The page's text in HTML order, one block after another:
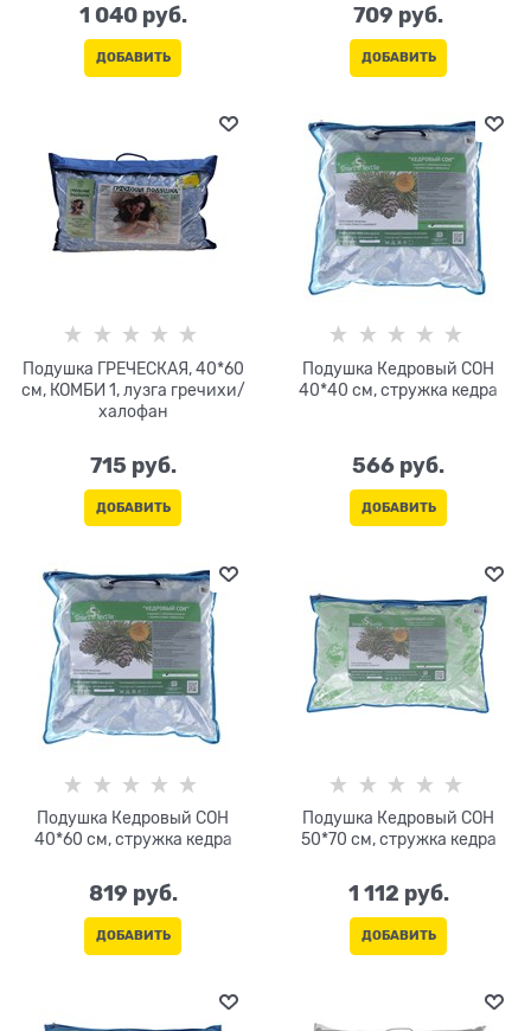
1 040 руб.
ДОБАВИТЬ
709 руб.
ДОБАВИТЬ
Подушка ГРЕЧЕСКАЯ, 40*60
см, КОМБИ 1, лузга гречихи/
халофан
715 руб.
ДОБАВИТЬ
Подушка Кедровый СОН
40*40 см, стружка кедра
566 руб.
ДОБАВИТЬ
Подушка Кедровый СОН
40*60 см, стружка кедра
819 руб.
ДОБАВИТЬ
Подушка Кедровый СОН
50*70 см, стружка кедра
1 112 руб.
ДОБАВИТЬ